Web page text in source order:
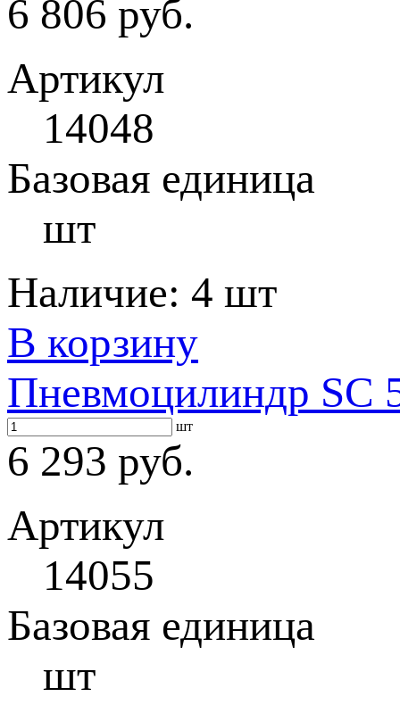
6 806 руб.
Артикул
14048
Базовая единица
шт
Наличие: 4 шт
В корзину
Пневмоцилиндр SC
шт
6 293 руб.
Артикул
14055
Базовая единица
шт